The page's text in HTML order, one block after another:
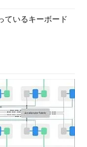
ているキーボード